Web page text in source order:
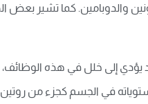
والدوبامين. كما تشير بعض
إلى خلل في هذه الوظائف،
في الجسم كجزء من